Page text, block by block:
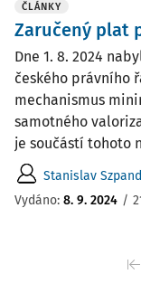
ČLÁNKY
Zaručený plat
Dne 1. 8. 2024
českého právního
mechanismus
samotného
je součástí tohoto
Stanislav
Vydáno: 8. 9. 2024 /